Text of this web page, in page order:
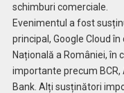
schimburi comerciale.
Evenimentul a fost
principal, Google Cloud
Națională a României, în
importante precum BCR,
Bank. Alți susținători